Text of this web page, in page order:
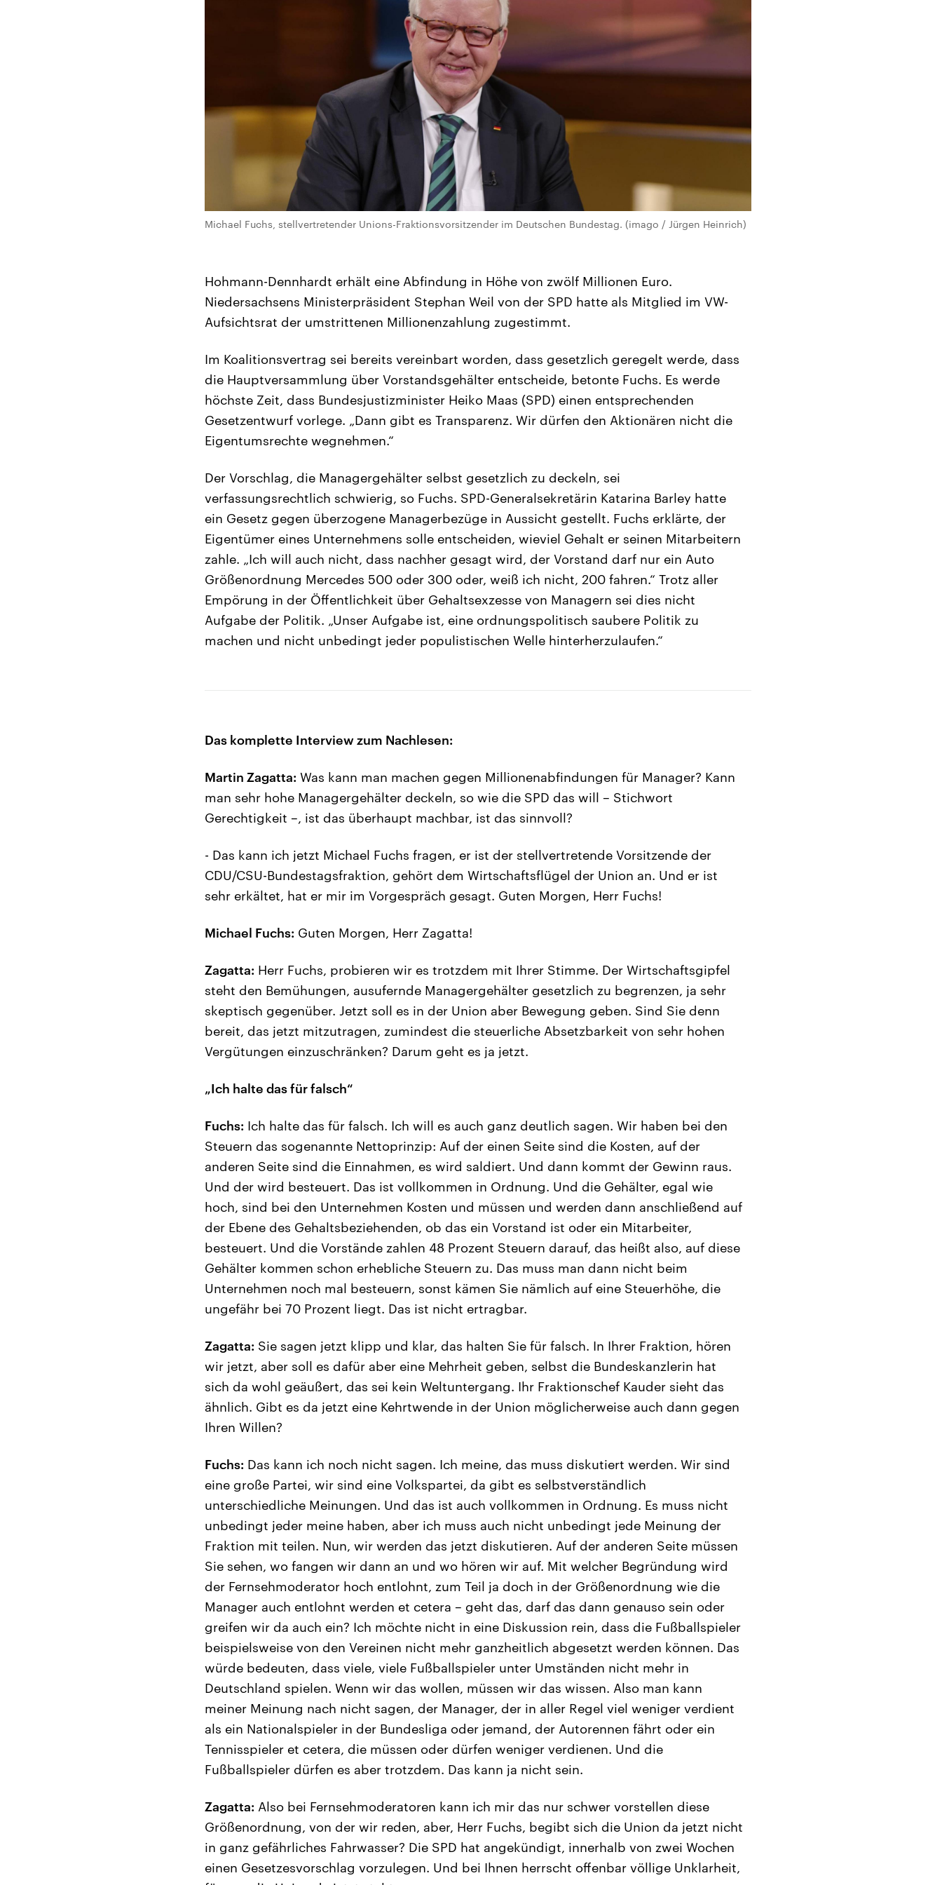
Michael Fuchs, stellvertretender Unions-Fraktionsvorsitzender im Deutschen Bundestag. (imago / Jürgen Heinrich)
Hohmann-Dennhardt erhält eine Abfindung in Höhe von zwölf Millionen Euro.
Niedersachsens Ministerpräsident Stephan Weil von der SPD hatte als Mitglied im VW-
Aufsichtsrat der umstrittenen Millionenzahlung zugestimmt.
Im Koalitionsvertrag sei bereits vereinbart worden, dass gesetzlich geregelt werde, dass
die Hauptversammlung über Vorstandsgehälter entscheide, betonte Fuchs. Es werde
höchste Zeit, dass Bundesjustizminister Heiko Maas (SPD) einen entsprechenden
Gesetzentwurf vorlege. „Dann gibt es Transparenz. Wir dürfen den Aktionären nicht die
Eigentumsrechte wegnehmen.“
Der Vorschlag, die Managergehälter selbst gesetzlich zu deckeln, sei
verfassungsrechtlich schwierig, so Fuchs. SPD-Generalsekretärin Katarina Barley hatte
ein Gesetz gegen überzogene Managerbezüge in Aussicht gestellt. Fuchs erklärte, der
Eigentümer eines Unternehmens solle entscheiden, wieviel Gehalt er seinen Mitarbeitern
zahle. „Ich will auch nicht, dass nachher gesagt wird, der Vorstand darf nur ein Auto
Größenordnung Mercedes 500 oder 300 oder, weiß ich nicht, 200 fahren.“ Trotz aller
Empörung in der Öffentlichkeit über Gehaltsexzesse von Managern sei dies nicht
Aufgabe der Politik. „Unser Aufgabe ist, eine ordnungspolitisch saubere Politik zu
machen und nicht unbedingt jeder populistischen Welle hinterherzulaufen.“
Das komplette Interview zum Nachlesen:
Martin Zagatta: Was kann man machen gegen Millionenabfindungen für Manager? Kann
man sehr hohe Managergehälter deckeln, so wie die SPD das will – Stichwort
Gerechtigkeit –, ist das überhaupt machbar, ist das sinnvoll?
- Das kann ich jetzt Michael Fuchs fragen, er ist der stellvertretende Vorsitzende der
CDU/CSU-Bundestagsfraktion, gehört dem Wirtschaftsflügel der Union an. Und er ist
sehr erkältet, hat er mir im Vorgespräch gesagt. Guten Morgen, Herr Fuchs!
Michael Fuchs: Guten Morgen, Herr Zagatta!
Zagatta: Herr Fuchs, probieren wir es trotzdem mit Ihrer Stimme. Der Wirtschaftsgipfel
steht den Bemühungen, ausufernde Managergehälter gesetzlich zu begrenzen, ja sehr
skeptisch gegenüber. Jetzt soll es in der Union aber Bewegung geben. Sind Sie denn
bereit, das jetzt mitzutragen, zumindest die steuerliche Absetzbarkeit von sehr hohen
Vergütungen einzuschränken? Darum geht es ja jetzt.
„Ich halte das für falsch“
Fuchs: Ich halte das für falsch. Ich will es auch ganz deutlich sagen. Wir haben bei den
Steuern das sogenannte Nettoprinzip: Auf der einen Seite sind die Kosten, auf der
anderen Seite sind die Einnahmen, es wird saldiert. Und dann kommt der Gewinn raus.
Und der wird besteuert. Das ist vollkommen in Ordnung. Und die Gehälter, egal wie
hoch, sind bei den Unternehmen Kosten und müssen und werden dann anschließend auf
der Ebene des Gehaltsbeziehenden, ob das ein Vorstand ist oder ein Mitarbeiter,
besteuert. Und die Vorstände zahlen 48 Prozent Steuern darauf, das heißt also, auf diese
Gehälter kommen schon erhebliche Steuern zu. Das muss man dann nicht beim
Unternehmen noch mal besteuern, sonst kämen Sie nämlich auf eine Steuerhöhe, die
ungefähr bei 70 Prozent liegt. Das ist nicht ertragbar.
Zagatta: Sie sagen jetzt klipp und klar, das halten Sie für falsch. In Ihrer Fraktion, hören
wir jetzt, aber soll es dafür aber eine Mehrheit geben, selbst die Bundeskanzlerin hat
sich da wohl geäußert, das sei kein Weltuntergang. Ihr Fraktionschef Kauder sieht das
ähnlich. Gibt es da jetzt eine Kehrtwende in der Union möglicherweise auch dann gegen
Ihren Willen?
Fuchs: Das kann ich noch nicht sagen. Ich meine, das muss diskutiert werden. Wir sind
eine große Partei, wir sind eine Volkspartei, da gibt es selbstverständlich
unterschiedliche Meinungen. Und das ist auch vollkommen in Ordnung. Es muss nicht
unbedingt jeder meine haben, aber ich muss auch nicht unbedingt jede Meinung der
Fraktion mit teilen. Nun, wir werden das jetzt diskutieren. Auf der anderen Seite müssen
Sie sehen, wo fangen wir dann an und wo hören wir auf. Mit welcher Begründung wird
der Fernsehmoderator hoch entlohnt, zum Teil ja doch in der Größenordnung wie die
Manager auch entlohnt werden et cetera – geht das, darf das dann genauso sein oder
greifen wir da auch ein? Ich möchte nicht in eine Diskussion rein, dass die Fußballspieler
beispielsweise von den Vereinen nicht mehr ganzheitlich abgesetzt werden können. Das
würde bedeuten, dass viele, viele Fußballspieler unter Umständen nicht mehr in
Deutschland spielen. Wenn wir das wollen, müssen wir das wissen. Also man kann
meiner Meinung nach nicht sagen, der Manager, der in aller Regel viel weniger verdient
als ein Nationalspieler in der Bundesliga oder jemand, der Autorennen fährt oder ein
Tennisspieler et cetera, die müssen oder dürfen weniger verdienen. Und die
Fußballspieler dürfen es aber trotzdem. Das kann ja nicht sein.
Zagatta: Also bei Fernsehmoderatoren kann ich mir das nur schwer vorstellen diese
Größenordnung, von der wir reden, aber, Herr Fuchs, begibt sich die Union da jetzt nicht
in ganz gefährliches Fahrwasser? Die SPD hat angekündigt, innerhalb von zwei Wochen
einen Gesetzesvorschlag vorzulegen. Und bei Ihnen herrscht offenbar völlige Unklarheit,